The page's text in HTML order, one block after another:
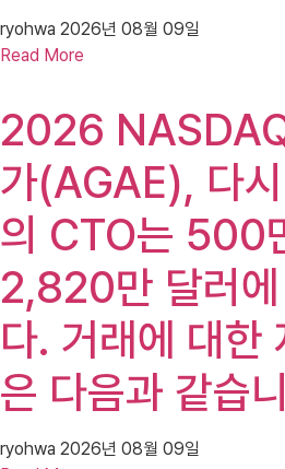
ryohwa 2026년 08월 09일
Read More
2026
가(AGAE), 다
의 CTO는 500
2,820만 달러에
다. 거래에 대한
은 다음과 같습
ryohwa 2026년 08월 09일